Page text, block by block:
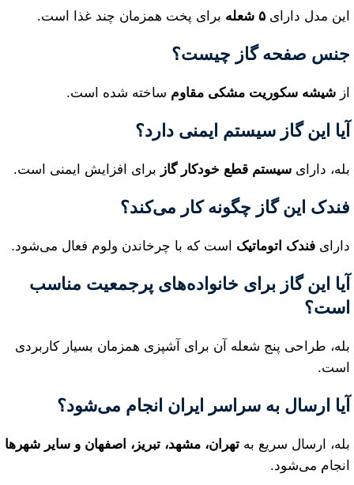
این مدل دارای ۵ شعله برای پخت همزمان چند غذا است.
جنس صفحه گاز چیست؟
از شیشه سکوریت مشکی مقاوم ساخته شده است.
آیا این گاز سیستم ایمنی دارد؟
بله، دارای سیستم قطع خودکار گاز برای افزایش ایمنی است.
فندک این گاز چگونه کار می‌کند؟
دارای فندک اتوماتیک است که با چرخاندن ولوم فعال می‌شود.
آیا این گاز برای خانواده‌های پرجمعیت مناسب
است؟
بله، طراحی پنج شعله آن برای آشپزی همزمان بسیار کاربردی
است.
آیا ارسال به سراسر ایران انجام می‌شود؟
بله، ارسال سریع به تهران، مشهد، تبریز، اصفهان و سایر شهرها
انجام می‌شود.